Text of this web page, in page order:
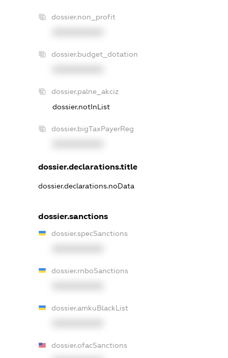
dossier.non_profit
dossier.budget_dotation
dossier.palne_akciz
dossier.notInList
dossier.bigTaxPayerReg
dossier.declarations.title
dossier.declarations.noData
dossier.sanctions
dossier.specSanctions
dossier.rnboSanctions
dossier.amkuBlackList
dossier.ofacSanctions